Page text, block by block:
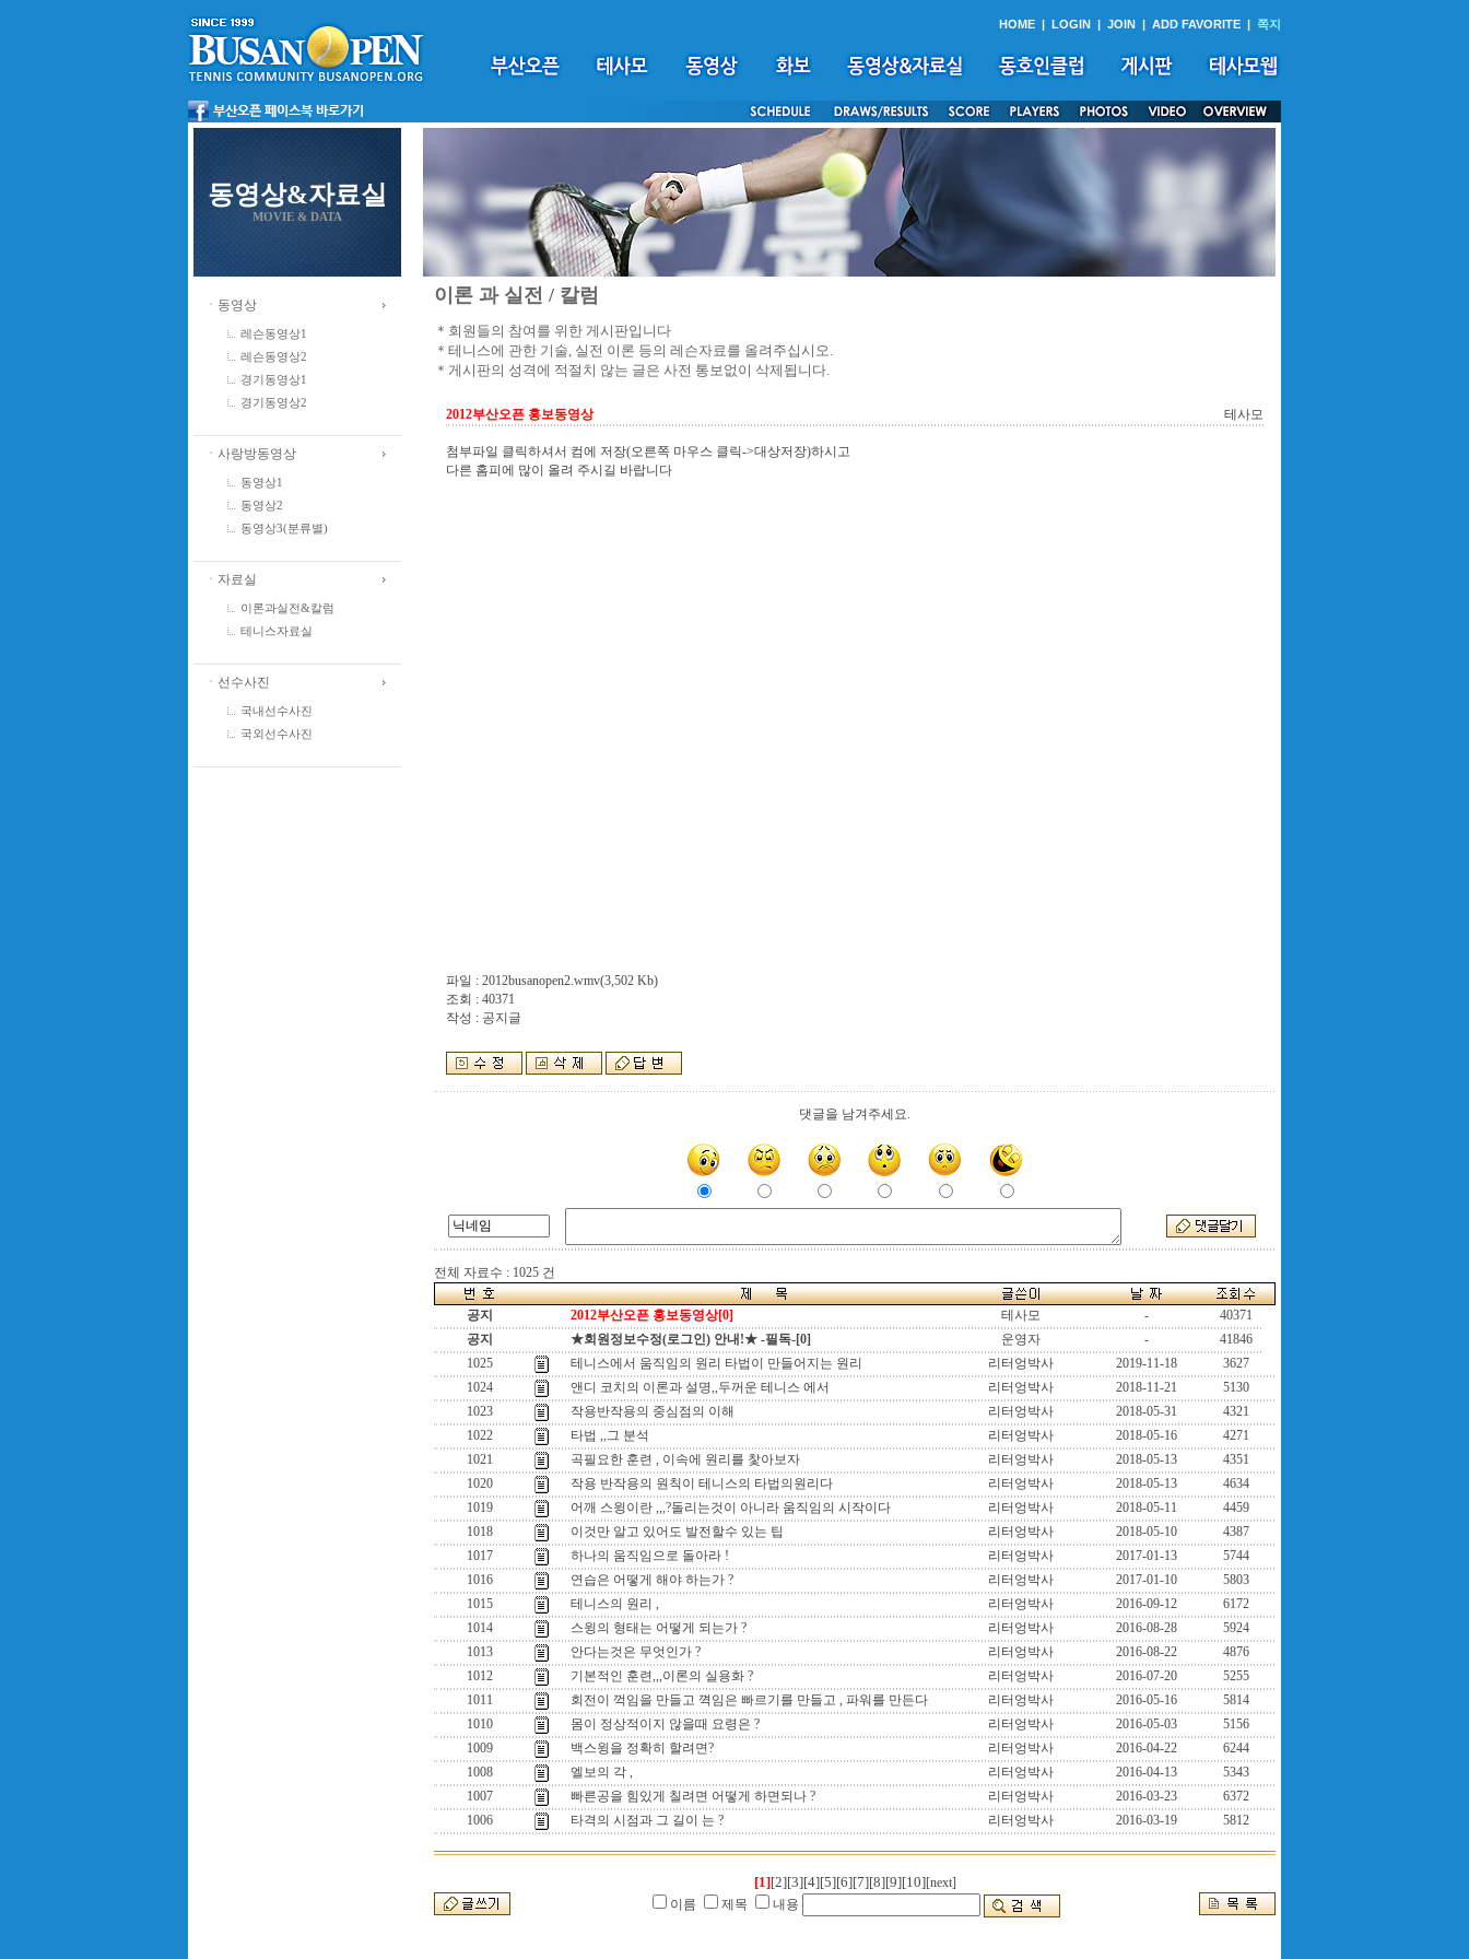
HOME | LOGIN | JOIN | ADD FAVORITE | 쪽지
동영상&자료실
MOVIE & DATA
ㆍ동영상
레슨동영상1
레슨동영상2
경기동영상1
경기동영상2
ㆍ사랑방동영상
동영상1
동영상2
동영상3(분류별)
ㆍ자료실
이론과실전&칼럼
테니스자료실
ㆍ선수사진
국내선수사진
국외선수사진
이론 과 실전 / 칼럼
＊회원들의 참여를 위한 게시판입니다
＊테니스에 관한 기술, 실전 이론 등의 레슨자료를 올려주십시오.
＊게시판의 성격에 적절치 않는 글은 사전 통보없이 삭제됩니다.
2012부산오픈 홍보동영상 테사모
첨부파일 클릭하셔서 컴에 저장(오른쪽 마우스 클릭->대상저장)하시고
다른 홈피에 많이 올려 주시길 바랍니다
파일 : 2012busanopen2.wmv(3,502 Kb)
조회 : 40371
작성 : 공지글
댓글을 남겨주세요.
전체 자료수 : 1025 건
공지 2012부산오픈 홍보동영상[0] 테사모 -
40371
공지
★회원정보수정(로그인) 안내!★ -필독-[0] 운영자 -
41846
1025
테니스에서 움직임의 원리 타법이 만들어지는 원리 리터엉박사 2019-11-18
3627
1024
앤디 코치의 이론과 설명,,두꺼운 테니스 에서 리터엉박사 2018-11-21
5130
1023
작용반작용의 중심점의 이해 리터엉박사 2018-05-31
4321
1022
타법 ,,그 분석 리터엉박사 2018-05-16
4271
1021
곡필요한 훈련 , 이속에 원리를 찿아보자 리터엉박사 2018-05-13
4351
1020
작용 반작용의 원칙이 테니스의 타법의원리다 리터엉박사 2018-05-13
4634
1019
어깨 스윙이란 ,,,?돌리는것이 아니라 움직임의 시작이다 리터엉박사 2018-05-11
4459
1018
이것만 알고 있어도 발전할수 있는 팁 리터엉박사 2018-05-10
4387
1017
하나의 움직임으로 돌아라 ! 리터엉박사 2017-01-13
5744
1016
연습은 어떻게 해야 하는가 ? 리터엉박사 2017-01-10
5803
1015
테니스의 원리 , 리터엉박사 2016-09-12
6172
1014
스윙의 형태는 어떻게 되는가 ? 리터엉박사 2016-08-28
5924
1013
안다는것은 무엇인가 ? 리터엉박사 2016-08-22
4876
1012
기본적인 훈련,,,이론의 실용화 ? 리터엉박사 2016-07-20
5255
1011
회전이 꺽임을 만들고 껵임은 빠르기를 만들고 , 파워를 만든다 리터엉박사 2016-05-16
5814
1010
몸이 정상적이지 않을때 요령은 ? 리터엉박사 2016-05-03
5156
1009
백스윙을 정확히 할려면? 리터엉박사 2016-04-22
6244
1008
엘보의 각 , 리터엉박사 2016-04-13
5343
1007
빠른공을 힘있게 칠려면 어떻게 하면되나 ? 리터엉박사 2016-03-23
6372
1006
타격의 시점과 그 길이 는 ? 리터엉박사 2016-03-19 5812
[1][2][3][4][5][6][7][8][9][10][next]
이름
제목 내용